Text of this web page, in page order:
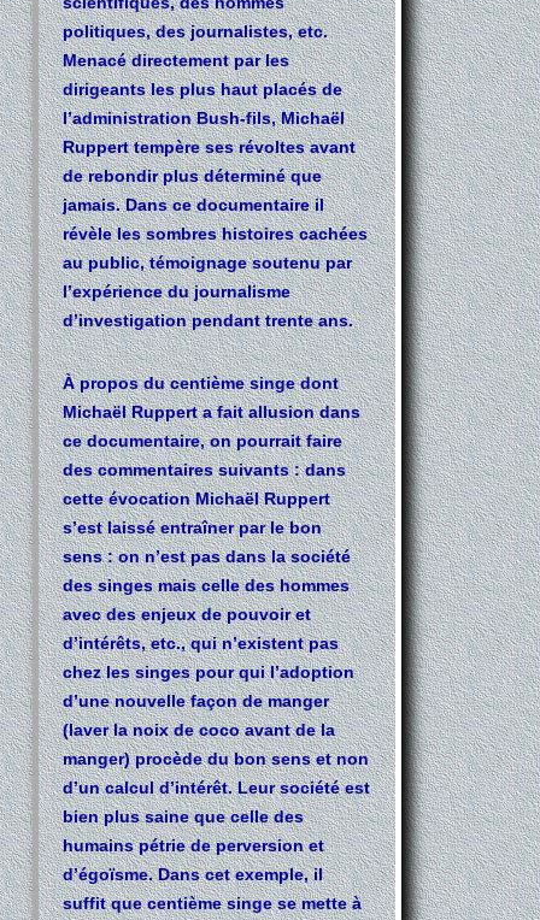
politiques, des journalistes, etc.
Menacé directement par les
dirigeants les plus haut placés de
l’administration Bush-fils, Michaël
Ruppert tempère ses révoltes avant
de rebondir plus déterminé que
jamais. Dans ce documentaire il
révèle les sombres histoires cachées
au public, témoignage soutenu par
l’expérience du journalisme
d’investigation pendant trente ans.
À propos du centième singe dont
Michaël Ruppert a fait allusion dans
ce documentaire, on pourrait faire
des commentaires suivants : dans
cette évocation Michaël Ruppert
s’est laissé entraîner par le bon
sens : on n’est pas dans la société
des singes mais celle des hommes
avec des enjeux de pouvoir et
d’intérêts, etc., qui n’existent pas
chez les singes pour qui l’adoption
d’une nouvelle façon de manger
(laver la noix de coco avant de la
manger) procède du bon sens et non
d’un calcul d’intérêt. Leur société est
bien plus saine que celle des
humains pétrie de perversion et
d’égoïsme. Dans cet exemple, il
suffit que centième singe se mette à